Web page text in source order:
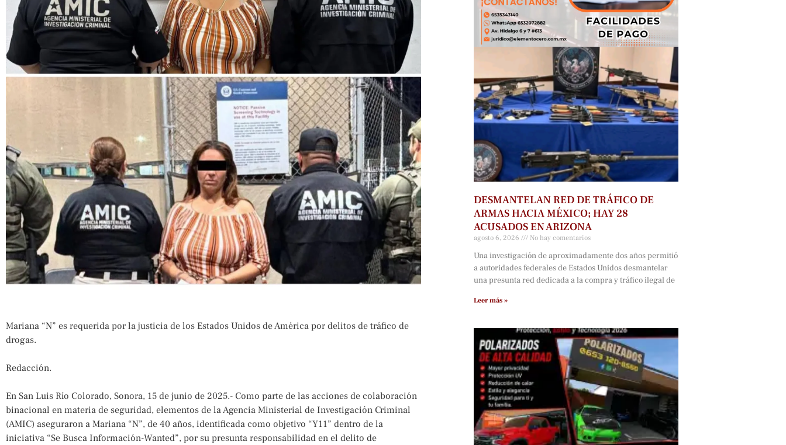
Mariana “N” es requerida por la justicia de los Estados Unidos de América por delitos de tráfico de
drogas.
Redacción.
En San Luis Río Colorado, Sonora, 15 de junio de 2025.- Como parte de las acciones de colaboración
binacional en materia de seguridad, elementos de la Agencia Ministerial de Investigación Criminal
(AMIC) aseguraron a Mariana “N”, de 40 años, identificada como objetivo “Y11” dentro de la
iniciativa “Se Busca Información-Wanted”, por su presunta responsabilidad en el delito de
DESMANTELAN RED DE TRÁFICO DE
ARMAS HACIA MÉXICO; HAY 28
ACUSADOS EN ARIZONA
agosto 6, 2026 No hay comentarios
Una investigación de aproximadamente dos años permitió
a autoridades federales de Estados Unidos desmantelar
una presunta red dedicada a la compra y tráfico ilegal de
Leer más »